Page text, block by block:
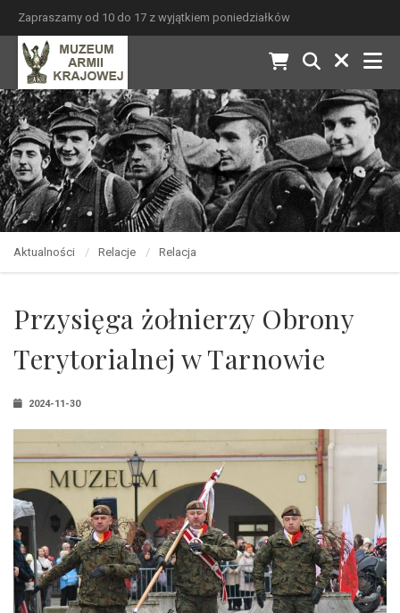
Zapraszamy od 10 do 17 z wyjątkiem poniedziałków
Aktualności Relacje Relacja
Przysięga żołnierzy Obrony
Terytorialnej w Tarnowie
2024-11-30